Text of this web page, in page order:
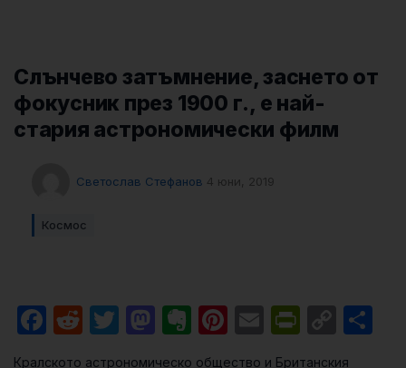
Слънчево затъмнение, заснето от
фокусник през 1900 г., е най-
стария астрономически филм
Светослав Стефанов 4 юни, 2019
Космос
Facebook
RedditTwitter
Mastodon
Evernote
Pinterest
Email
Кралското астрономическо общество и Британския